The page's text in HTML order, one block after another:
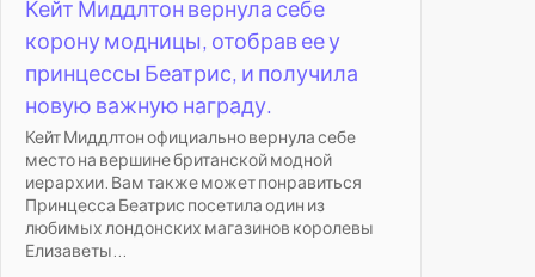
Кейт Миддлтон вернула себе
корону модницы, отобрав ее у
принцессы Беатрис, и получила
новую важную награду.
Кейт Миддлтон официально вернула себе
место на вершине британской модной
иерархии. Вам также может понравиться
Принцесса Беатрис посетила один из
любимых лондонских магазинов королевы
Елизаветы...